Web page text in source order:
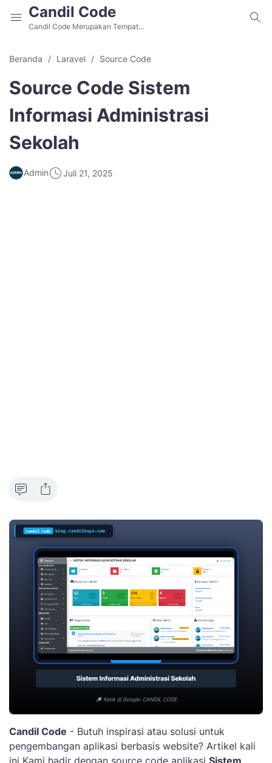
Candil Code
Candil Code Merupakan Tempat
PHP dan Aplikasi Berbasis Website
Beranda Laravel Source Code
Source Code Sistem
Informasi Administrasi
Sekolah
Admin Juli 21, 2025
Candil Code - Butuh inspirasi atau solusi untuk
pengembangan aplikasi berbasis website? Artikel kali
ini Kami hadir dengan source code aplikasi Sistem